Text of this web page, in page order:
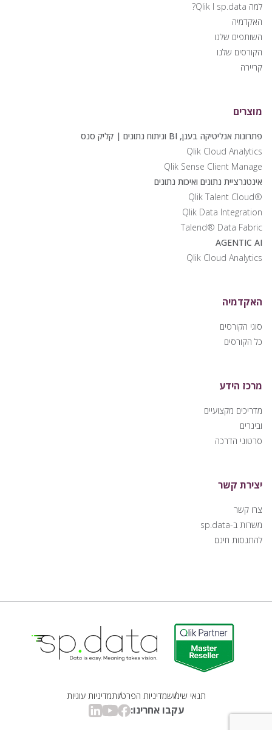
למה Qlik I sp.data?
האקדמיה
השותפים שלנו
הקורסים שלנו
קריירה
מוצרים
פתרונות אנליטיקה בענן, BI וניתוח נתונים | קליק סנס
Qlik Cloud Analytics
Qlik Sense Client Manage
אינטגרציית נתונים ואיכות נתונים
®Qlik Talent Cloud
Qlik Data Integration
Talend® Data Fabric
AGENTIC AI
Qlik Cloud Analytics
האקדמיה
סוגי הקורסים
כל הקורסים
מרכז הידע
מדריכים מקצועיים
ובינרים
סרטוני הדרכה
יצירת קשר
צרו קשר
משרות ב-sp.data
להתנסות חינם
תנאי שימושמדיניות הפרטיותמדיניות עוגיות
עקבו אחרינו:
facebook
youtube
linkedin